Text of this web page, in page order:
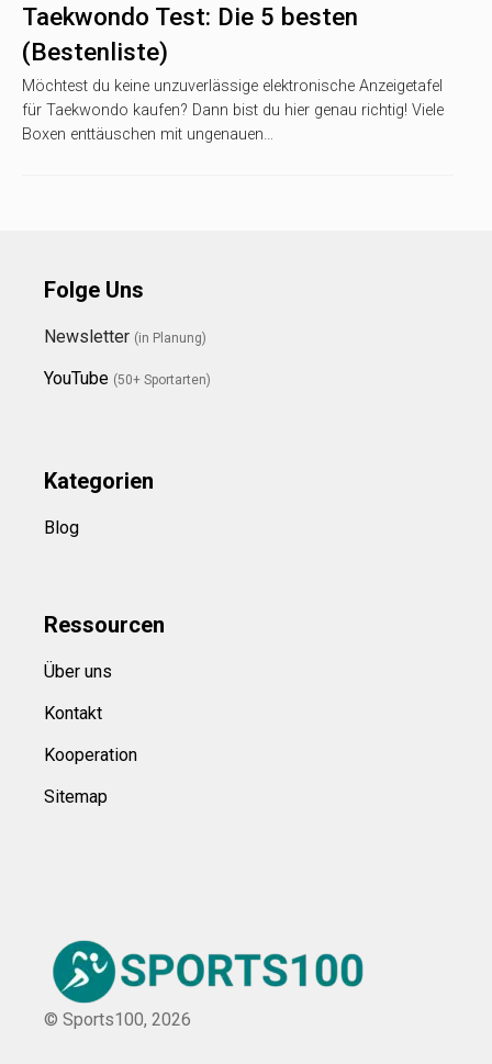
Taekwondo Test: Die 5 besten
(Bestenliste)
Möchtest du keine unzuverlässige elektronische Anzeigetafel
für Taekwondo kaufen? Dann bist du hier genau richtig! Viele
Boxen enttäuschen mit ungenauen…
Folge Uns
Newsletter (in Planung)
YouTube (50+ Sportarten)
Kategorien
Blog
Ressourcen
Über uns
Kontakt
Kooperation
Sitemap
© Sports100, 2026